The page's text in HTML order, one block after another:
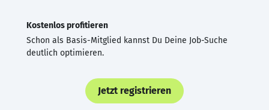
Kostenlos profitieren
Schon als Basis-Mitglied kannst Du Deine Job-Suche
deutlich optimieren.
Jetzt registrieren